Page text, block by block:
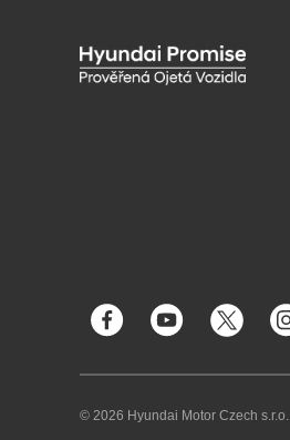
© 2026 Hyundai Motor Czech s.r.o.